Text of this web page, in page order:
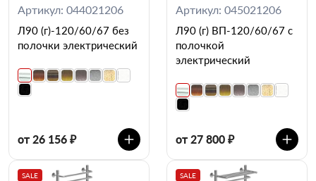
Артикул: 044021206
Л90 (г)-120/60/67 без
полочки электрический
от 26 156 ₽
Артикул: 045021206
Л90 (г) ВП-120/60/67 с
полочкой
электрический
от 27 800 ₽
SALE SALE